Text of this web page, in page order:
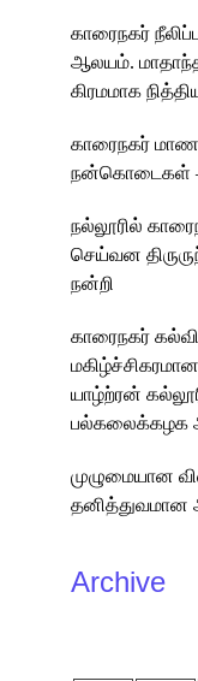
காரைநகர்
ஆலயம். மாதாந்த
கிரமமாக
காரைநகர்
நன்கொடைகள் –
நல்லூரில்
செய்வன
நன்றி
காரைநகர்
யாழ்ற்ரன்
பல்கலைக்கழக
முழுமையான
தனித்துவமான
Archive